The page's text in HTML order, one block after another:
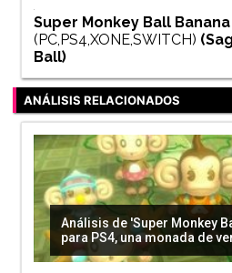
Super Monkey Ball Banana
(PC,PS4,XONE,SWITCH)
Ball)
ANÁLISIS RELACIONADOS
Análisis de 'Super Monkey
para PS4, una monada de